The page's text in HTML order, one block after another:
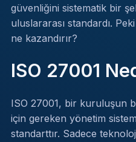
güvenliğini sistematik bir
uluslararası standardı.
ne kazandırır?
ISO 27001
ISO 27001, bir kuruluşun
için gereken yönetim
standarttır. Sadece